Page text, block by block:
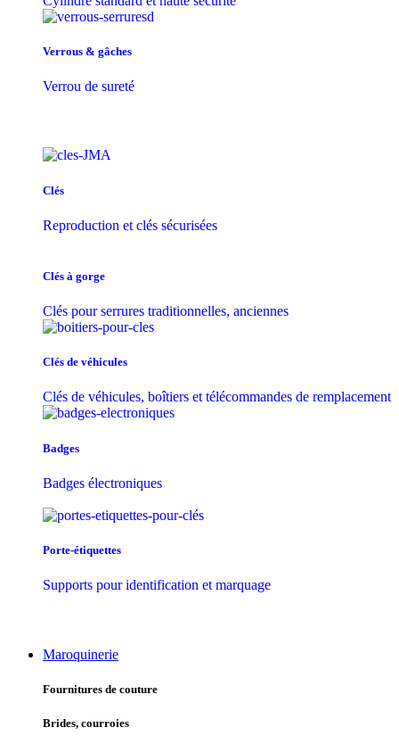
Verrous & gâches
Verrou de sureté
Clés
Reproduction et clés sécurisées
Clés à gorge
Clés pour serrures traditionnelles, anciennes
Clés de véhicules
Clés de véhicules, boîtiers et télécommandes de remplacement
Badges
Badges électroniques
Porte-étiquettes
Supports pour identification et marquage
Maroquinerie
Fournitures de couture
Brides, courroies